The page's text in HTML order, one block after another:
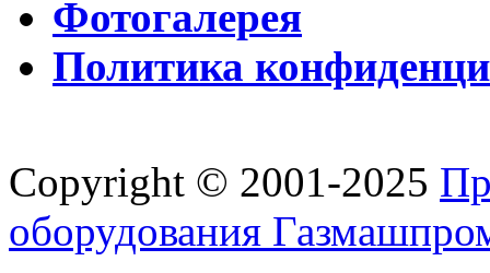
Фотогалерея
Политика
Copyright © 2001-2025
оборудования